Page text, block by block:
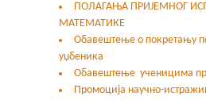
ПОЛАГАЊА ПРИЈЕМНОГ
МАТЕМАТИКЕ
Обавештење о покретању
уџбеника
Обавештење ученицима
Промоција научно-